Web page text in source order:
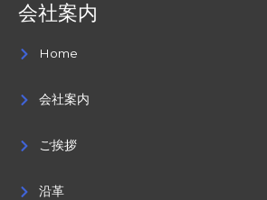
会社案内
Home
会社案内
ご挨拶
沿革